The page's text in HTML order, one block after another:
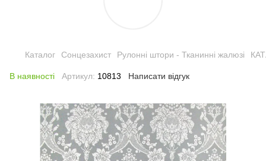
Каталог Сонцезахист Рулонні штори - Тканинні жалюзі
В наявності Артикул: 10813 Написати відгук